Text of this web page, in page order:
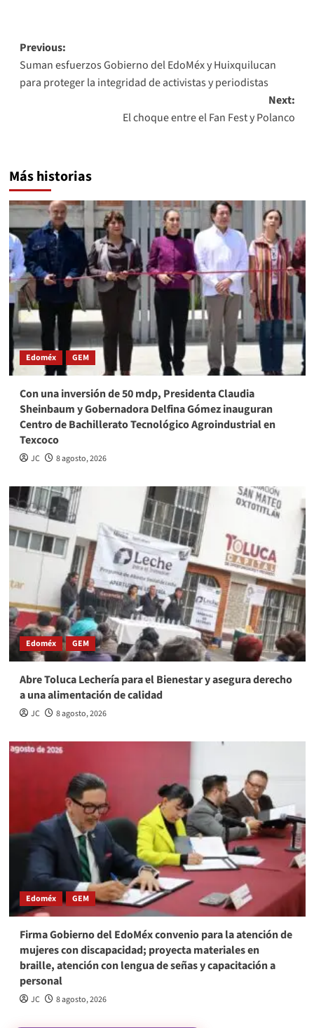
Post
navigation
Previous:
Suman esfuerzos Gobierno del EdoMéx y Huixquilucan
para proteger la integridad de activistas y periodistas
Next:
El choque entre el Fan Fest y Polanco
Más historias
Edoméx GEM
Con una inversión de 50 mdp, Presidenta Claudia
Sheinbaum y Gobernadora Delfina Gómez inauguran
Centro de Bachillerato Tecnológico Agroindustrial en
Texcoco
JC 8 agosto, 2026
Edoméx GEM
Abre Toluca Lechería para el Bienestar y asegura derecho
a una alimentación de calidad
JC 8 agosto, 2026
Edoméx GEM
Firma Gobierno del EdoMéx convenio para la atención de
mujeres con discapacidad; proyecta materiales en
braille, atención con lengua de señas y capacitación a
personal
JC 8 agosto, 2026